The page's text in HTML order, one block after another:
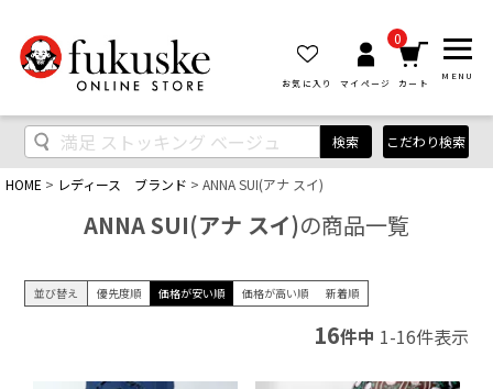
お気に入り マイページ
0
カート
MENU
検索 こだわり検索
HOME レディース ブランド ANNA SUI(アナ スイ)
ANNA SUI(アナ スイ)の商品一覧
並び替え 優先度順 価格が安い順 価格が高い順 新着順
16件中 1-16件表示